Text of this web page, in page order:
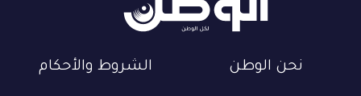
نحن الوطن الشروط والأحكام